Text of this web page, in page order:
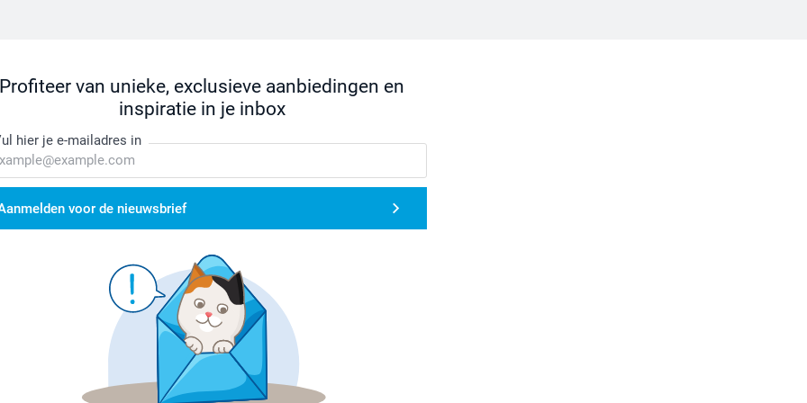
Profiteer van unieke, exclusieve aanbiedingen en
inspiratie in je inbox
hier je e-mailadres in
voor de nieuwsbrief